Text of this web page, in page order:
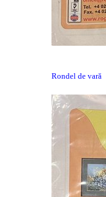
Rondel de vară